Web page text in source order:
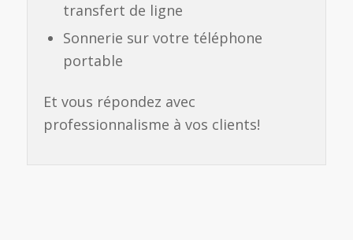
transfert de ligne
Sonnerie sur votre téléphone
portable
Et vous répondez avec
professionnalisme à vos clients!